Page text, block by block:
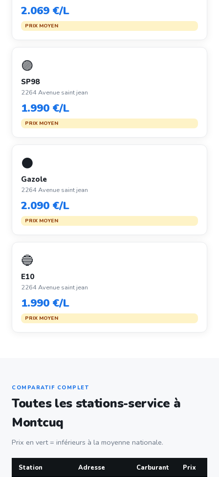
2.069 €/L
PRIX MOYEN
🟣
SP98
2264 Avenue saint jean
1.990 €/L
PRIX MOYEN
⚫
Gazole
2264 Avenue saint jean
2.090 €/L
PRIX MOYEN
🔵
E10
2264 Avenue saint jean
1.990 €/L
PRIX MOYEN
COMPARATIF COMPLET
Toutes les stations-service à
Montcuq
Prix en vert = inférieurs à la moyenne nationale.
Station Adresse Carburant Prix